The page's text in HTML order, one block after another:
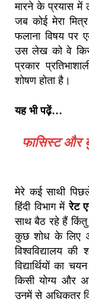
मारने के प्रयास में
जब कोई मेरा
फलाना विषय पर
उस लेख को वे
प्रकार
शोषण होता है।
यह भी पढ़ें…
फासिस्ट और
मेरे कई साथी
हिंदी विभाग मेंरेट
साथ बैठ रहे हैं किंतु
कुछ शोध के लिए
विश्वविद्यालय
विद्यार्थियों का
किसी योग्य और
उनमें से अधिकतर